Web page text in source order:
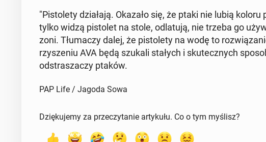
"Pi­sto­le­ty dzia­ła­ją. Okazało się, że ptaki nie lubią
tylko widzą pi­sto­let na stole, od­la­tu­ją, nie trzeba go
zo­ni. Tłu­ma­czy dalej, że pi­sto­le­ty na wodę to
rzy­sze­niu AVA będą szukali stałych i sku­tecz­nych
od­stra­sza­czy ptaków.
PAP Life / Jagoda Sowa
Dziękujemy za przeczytanie artykułu. Co o tym myślisz?